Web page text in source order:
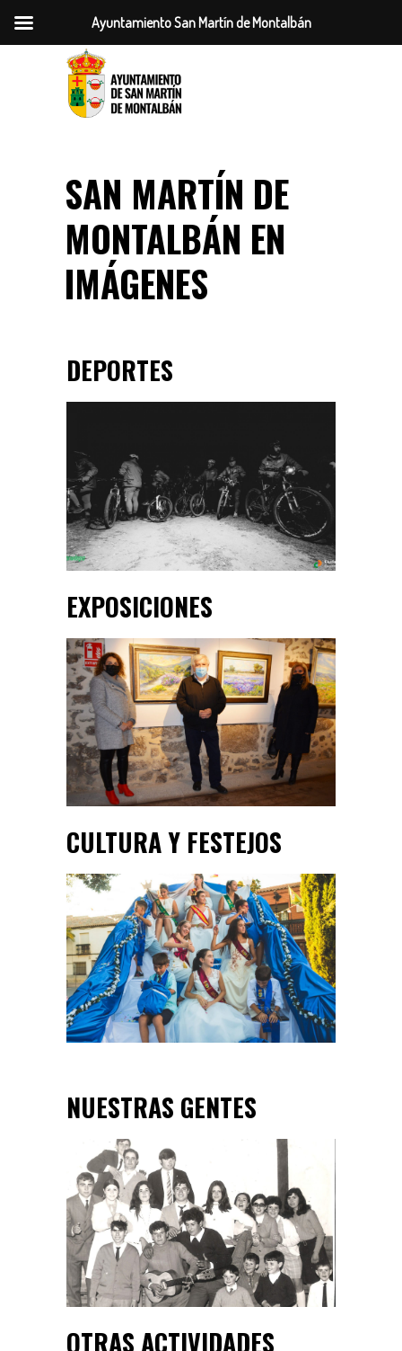
SAN MARTÍN DE
MONTALBÁN EN
IMÁGENES
DEPORTES
EXPOSICIONES
CULTURA Y FESTEJOS
NUESTRAS GENTES
OTRAS ACTIVIDADES
Ayuntamiento San Martín de Montalbán